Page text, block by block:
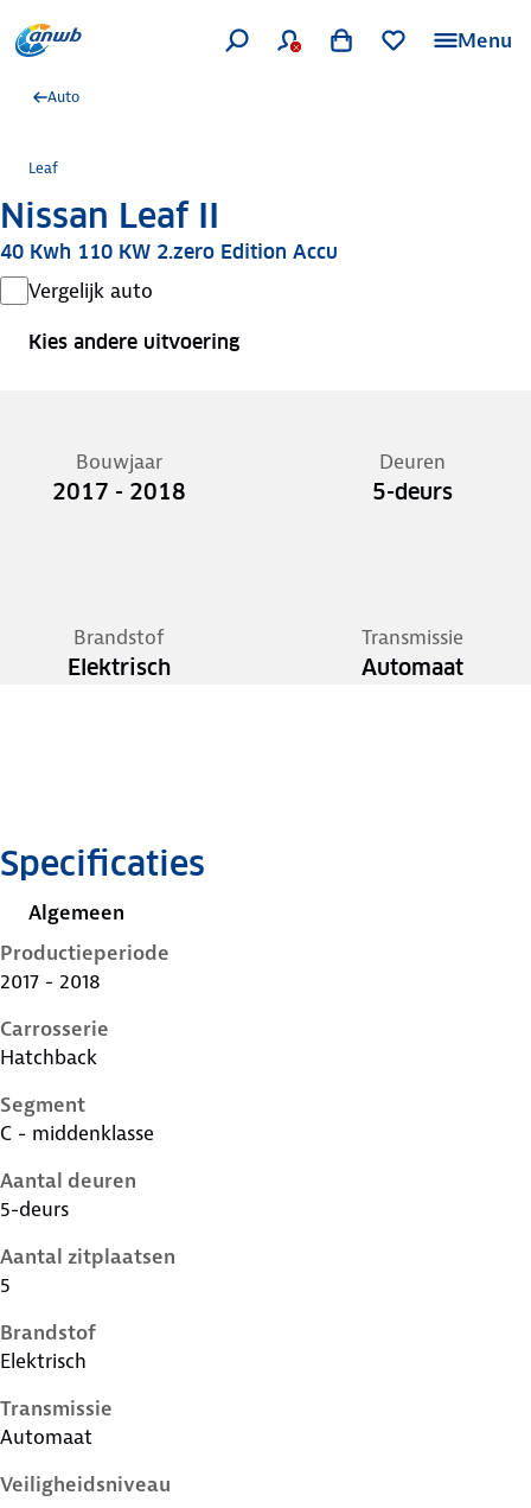
Menu
Auto
Leaf
Nissan Leaf II
40 Kwh 110 KW 2.zero Edition Accu
Vergelijk auto
Kies andere uitvoering
Bouwjaar
2017 - 2018
Deuren
5-deurs
Brandstof
Elektrisch
Transmissie
Automaat
Specificaties
Algemeen
Productieperiode
2017 - 2018
Carrosserie
Hatchback
Segment
C - middenklasse
Aantal deuren
5-deurs
Aantal zitplaatsen
5
Brandstof
Elektrisch
Transmissie
Automaat
Veiligheidsniveau